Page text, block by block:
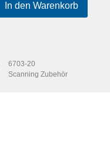
In den Warenkorb
6703-20
Scanning Zubehör